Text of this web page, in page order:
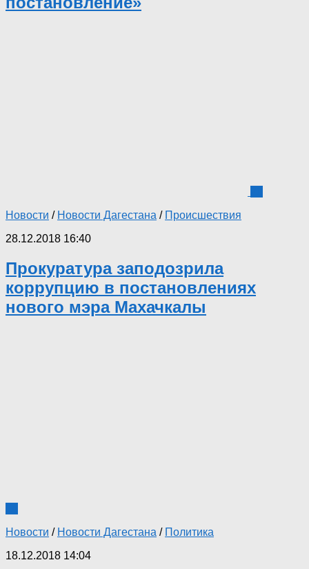
Новости / Новости Дагестана / Происшествия
28.12.2018 16:40
Прокуратура заподозрила
коррупцию в постановлениях
нового мэра Махачкалы
Новости / Новости Дагестана / Политика
18.12.2018 14:04